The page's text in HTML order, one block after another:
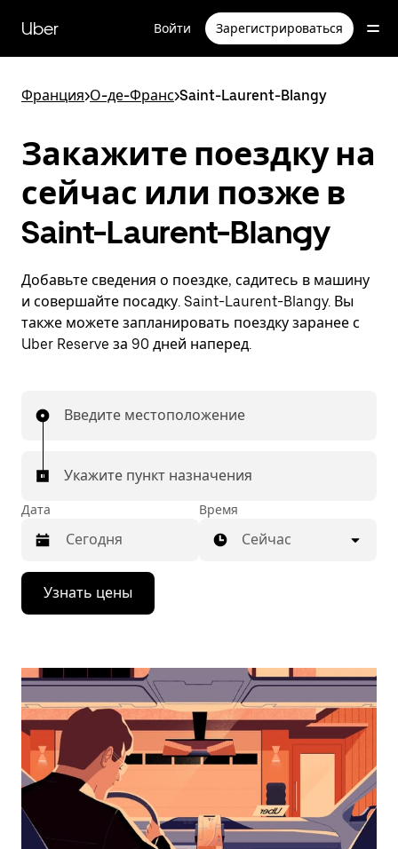
перейти
к
Uber Войти Зарегистрироваться
Франция>О-де-Франс>Saint-Laurent-Blangy
Закажите поездку на
сейчас или позже в
Saint-Laurent-Blangy
Добавьте сведения о поездке, садитесь в машину
и совершайте посадку. Saint-Laurent-Blangy. Вы
также можете запланировать поездку заранее с
Uber Reserve за 90 дней наперед.
Введите местоположение
Укажите пункт назначения
Дата
Нажмите
стрелку
вниз,
календарю
выбрать
дату.
Чтобы
закрыть
календарь,
нажмите
Esc.
Время
Сейчас
Узнать цены